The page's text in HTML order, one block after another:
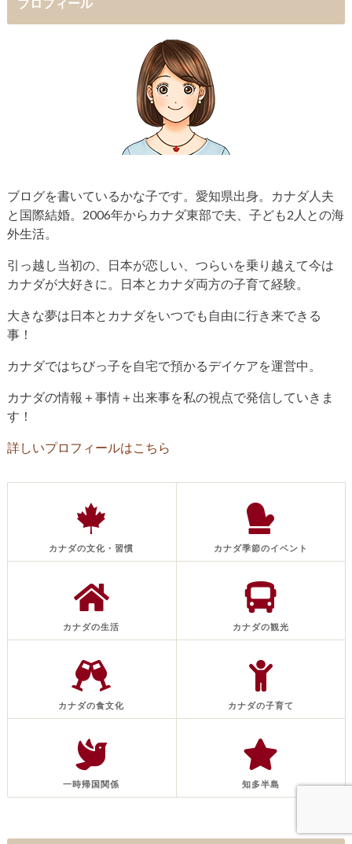
ブログを書いているかな子です。愛知県出身。カナダ人夫
と国際結婚。2006年からカナダ東部で夫、子ども2人との海
外生活。
引っ越し当初の、日本が恋しい、つらいを乗り越えて今は
カナダが大好きに。日本とカナダ両方の子育て経験。
大きな夢は日本とカナダをいつでも自由に行き来できる
事！
カナダではちびっ子を自宅で預かるデイケアを運営中。
カナダの情報＋事情＋出来事を私の視点で発信していきま
す！
詳しいプロフィールはこちら
カナダの文化・習慣 カナダ季節のイベント
カナダの生活 カナダの観光
カナダの食文化 カナダの子育て
一時帰国関係 知多半島